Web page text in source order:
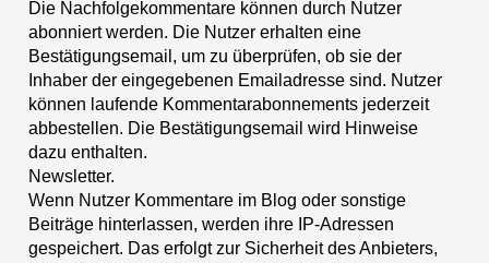
Die Nachfolgekommentare können durch Nutzer
abonniert werden. Die Nutzer erhalten eine
Bestätigungsemail, um zu überprüfen, ob sie der
Inhaber der eingegebenen Emailadresse sind. Nutzer
können laufende Kommentarabonnements jederzeit
abbestellen. Die Bestätigungsemail wird Hinweise
dazu enthalten.
Newsletter.
Wenn Nutzer Kommentare im Blog oder sonstige
Beiträge hinterlassen, werden ihre IP-Adressen
gespeichert. Das erfolgt zur Sicherheit des Anbieters,